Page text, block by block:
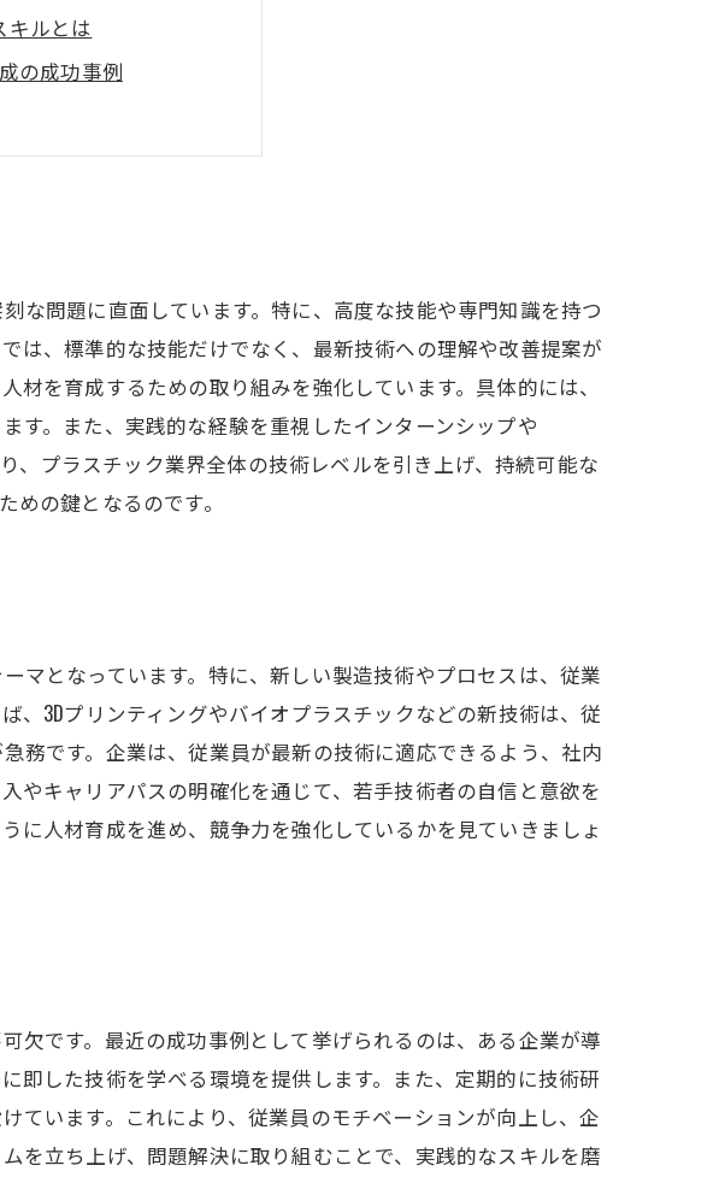
キルとは
の成功事例
プローチ
チック業界を支える力
とは？
な問題に直面しています。特に、高度な技能や専門知識を持つ
は、標準的な技能だけでなく、最新技術への理解や改善提案が
を育成するための取り組みを強化しています。具体的には、
す。また、実践的な経験を重視したインターンシップや
、プラスチック業界全体の技術レベルを引き上げ、持続可能な
の鍵となるのです。
マとなっています。特に、新しい製造技術やプロセスは、従業
、3Dプリンティングやバイオプラスチックなどの新技術は、従
務です。企業は、従業員が最新の技術に適応できるよう、社内
やキャリアパスの明確化を通じて、若手技術者の自信と意欲を
に人材育成を進め、競争力を強化しているかを見ていきましょ
欠です。最近の成功事例として挙げられるのは、ある企業が導
即した技術を学べる環境を提供します。また、定期的に技術研
ています。これにより、従業員のモチベーションが向上し、企
を立ち上げ、問題解決に取り組むことで、実践的なスキルを磨